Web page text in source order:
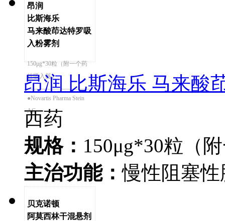
昂润
比斯海乐
马来酸茚达特罗吸
入粉雾剂
150μg*30粒（附一个药
粉吸入器）
●Novartis Pharma Stein
AG
昂润 比斯海乐 马来酸
西药
规格： 150μg*30粒（
主治功能：慢性阻塞
贝克诺顿
阿莫西林干混悬剂